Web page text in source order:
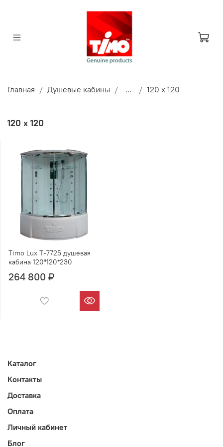
Главная Душевые кабины ... 120 x 120
120 x 120
Timo Lux T-7725 душевая
кабина 120*120*230
264 800 ₽
Каталог
Контакты
Доставка
Оплата
Личный кабинет
Блог